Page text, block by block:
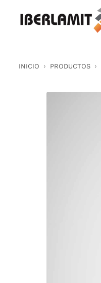
INICIO PRODUCTOS